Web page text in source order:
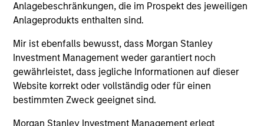
Anlagebeschränkungen, die im Prospekt des jeweiligen
Anlageprodukts enthalten sind.
Mir ist ebenfalls bewusst, dass Morgan Stanley
Investment Management weder garantiert noch
gewährleistet, dass jegliche Informationen auf dieser
Website korrekt oder vollständig oder für einen
bestimmten Zweck geeignet sind.
Morgan Stanley Investment Management erlegt
Neben Anlagen in Privatunternehmen weisen wir Kapital
im Auftrag unserer Kommanditisten attraktiven
Fondsmanagern, Sekundärmarktchancen und Co-
Investments zu.
Wir bieten eine Produktpalette von Strategien mit
flexiblen Anlagestrukturen.